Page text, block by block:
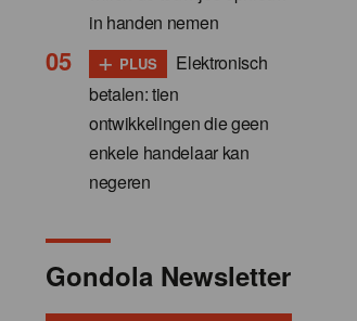
in handen nemen
+ PLUS
Elektronisch
betalen: tien
ontwikkelingen die geen
enkele handelaar kan
negeren
Gondola Newsletter